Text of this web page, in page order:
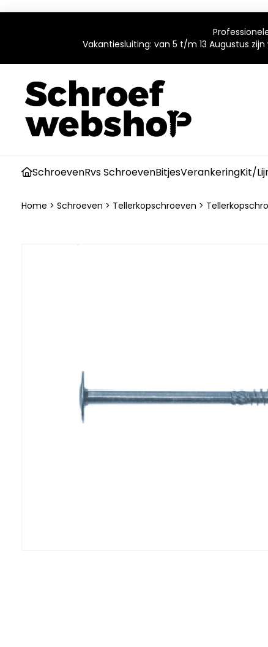
Vakantiesluiting: van 5 t/m 13 Augustus
SchroevenRvs SchroevenBitjesVerankeringKit/
Home > Schroeven > Tellerkopschroeven >